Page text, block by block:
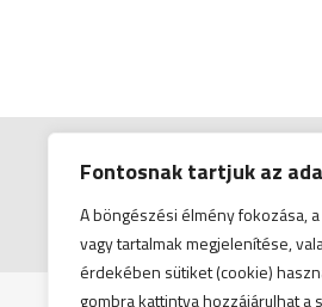
Fontosnak tartjuk az
A böngészési élmény fokozása,
vagy tartalmak megjelenítése,
érdekében sütiket (cookie)
gombra kattintva hozzájárulhat a